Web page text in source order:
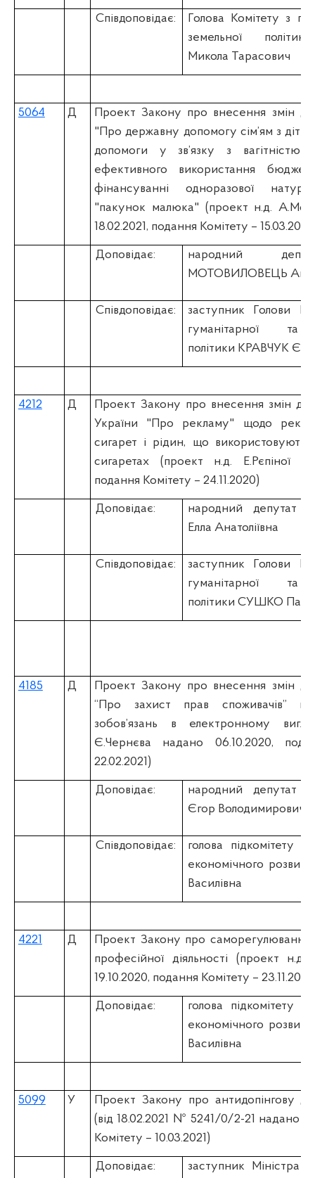
Співдоповідає:
Голова Комітету з
земельної
Микола Тарасович
5064 Д
Проект Закону про внесення змін
"Про державну допомогу сім’ям з
допомоги у зв’язку з вагітністю
ефективного використання
фінансуванні одноразової
"пакунок малюка" (проект н.д.
18.02.2021, подання Комітету – 15.03.2021)
Доповідає:
народний
МОТОВИЛОВЕЦЬ
Співдоповідає:
заступник Голови
гуманітарної та
політики КРАВЧУК
4212 Д
Проект Закону про внесення змін до
України "Про рекламу" щодо
сигарет і рідин, що
сигаретах (проект н.д. Е.Рєпіної
подання Комітету – 24.11.2020)
Доповідає:
народний депутат
Елла Анатоліївна
Співдоповідає:
заступник Голови
гуманітарної та
політики СУШКО
4185 Д
Проект Закону про внесення змін
“Про захист прав споживачів”
зобов’язань в електронному
Є.Чернєва надано 06.10.2020,
22.02.2021)
Доповідає:
народний депутат
Єгор Володимирович
Співдоповідає:
голова підкомітету
економічного
Василівна
4221 Д
Проект Закону про саморегулювання
професійної діяльності (проект
19.10.2020, подання Комітету –
Доповідає:
голова підкомітету
економічного
Василівна
5099 У
Проект Закону про антидопінгову
(вiд 18.02.2021 № 5241/0/2-21 надано
Комітету – 10.03.2021)
Доповідає: заступник Міністра